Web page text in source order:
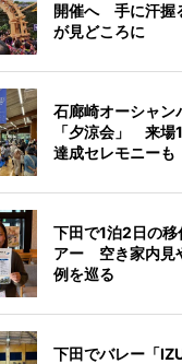
開催へ 手に汗握
が見どころに
石廊崎オーシャン
「夕涼会」 来場
達成セレモニーも
下田で1泊2日の移
アー 空き家内見
例を巡る
下田でバレー「